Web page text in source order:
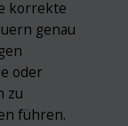
korrekte
genau
oder
zu
führen.